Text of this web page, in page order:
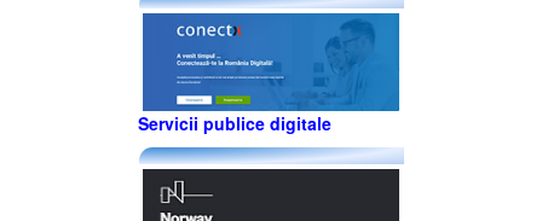
Servicii publice digitale